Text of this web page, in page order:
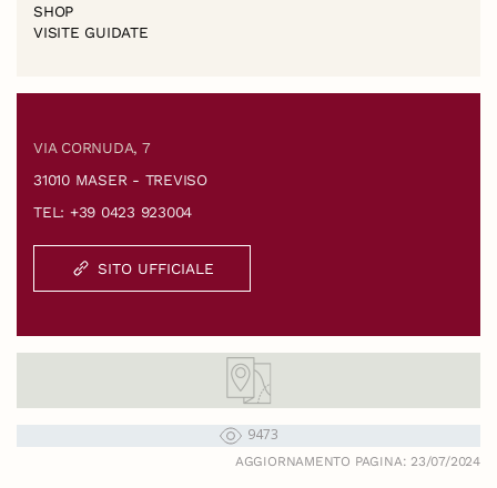
SHOP
VISITE GUIDATE
VIA CORNUDA, 7
31010 MASER - TREVISO
TEL: +39 0423 923004
SITO UFFICIALE
9473
AGGIORNAMENTO PAGINA: 23/07/2024